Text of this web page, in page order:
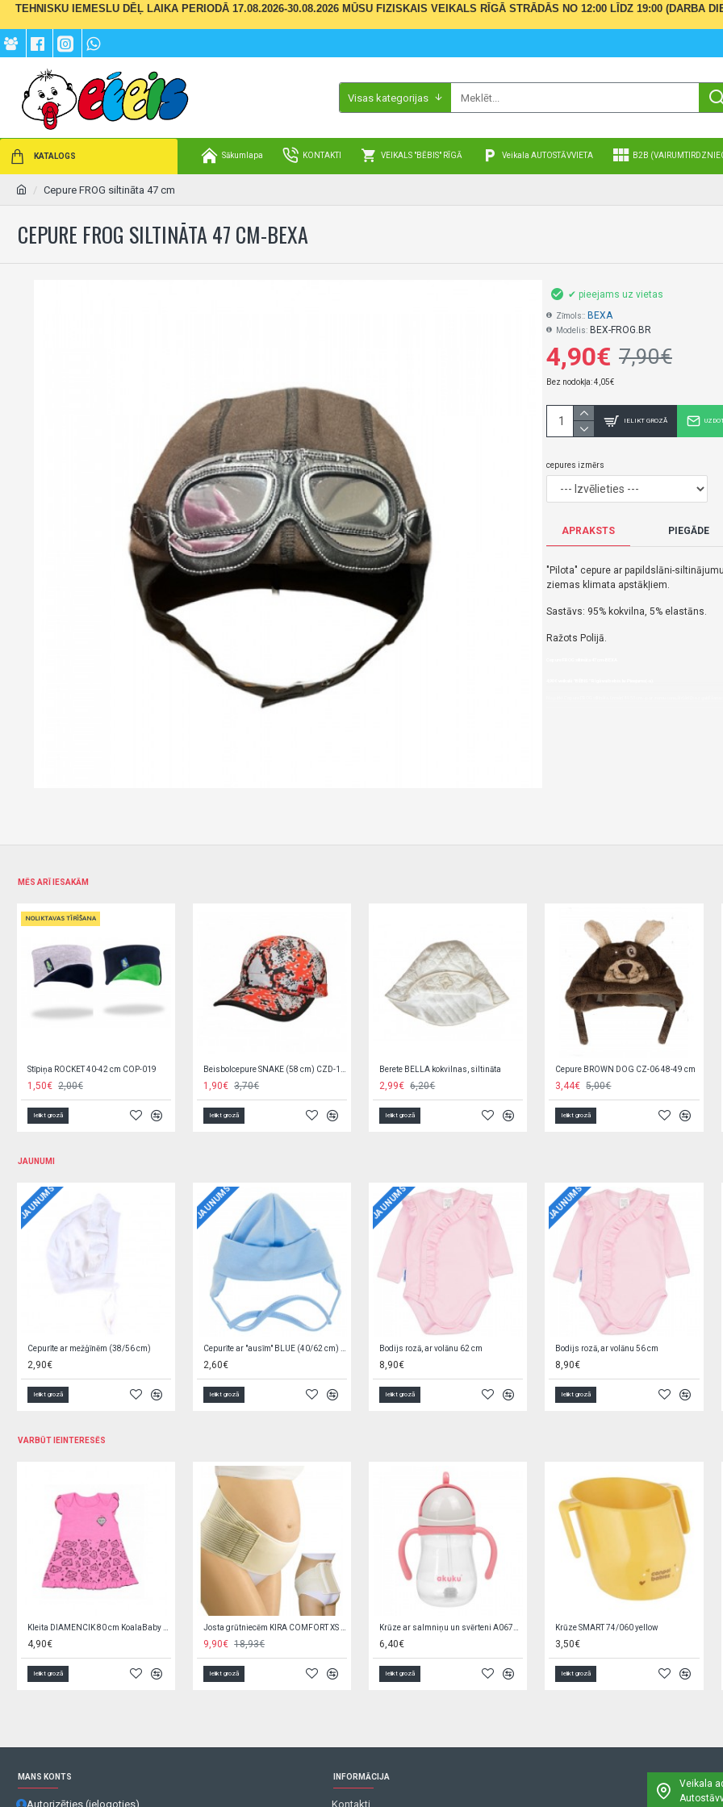
TEHNISKU IEMESLU DĒĻ LAIKA PERIODĀ 17.08.2026-30.08.2026 MŪSU FIZISKAIS VEIKALS RĪGĀ STRĀDĀS NO 12:00 LĪDZ 19:00 (DARBA
Visas kategorijas
KATALOGS Sākumlapa KONTAKTI VEIKALS "BĒBIS" RĪGĀ Veikala AUTOSTĀVVIETA B2B
Cepure FROG siltināta 47 cm
CEPURE FROG SILTINĀTA 47 CM-BEXA
4,90€ 7,90€
Bez nodokļa: 4,05€
✔ pieejams uz vietas
Zīmols:: BEXA
Modelis: BEX-FROG.BR
cepures izmērs
IELIKT GROZĀ
APRAKSTS PIEGĀDE
"Pilota" cepure ar papildslāni-
ziemas klimata apstākļiem.
Sastāvs: 95% kokvilna, 5% elastāns.
Ražots Polijā.
Nopirkt Cepure FROG siltināta, izmēri 44-53 cm--par zemu cenu,ātri,ērti,bez
MĒS ARĪ IESAKĀM
2,70€ 4,00€
Ielikt grozā
3,27€ 4,60€
Ielikt grozā
Cepure "BE COOL" 52,54 cm 6232
3,90€ 6,30€
Ielikt grozā
Cepure "BE COOL" 52,54 cm 6232
3,90€ 6,30€
Ielikt grozā
JAUNUMI
JAUNUMS
Autiņš marles ZOO SAFARI 70x80 cm
1,69€
Ielikt grozā
JAUNUMS
Autiņš marles HEDGEHOG 70x80 cm
1,69€
Ielikt grozā
JAUNUMS
1,69€
Ielikt grozā
JAUNUMS
17,90€
Ielikt grozā
VARBŪT IEINTERESĒS
Lietussargs ar "ausīm" 60 cm U321
5,30€
Ielikt grozā
Manēža FANKO beige XXL 180x200 cm
75,90€
Ielikt grozā
Cepure REBEL WOLF CDA-058 54-56 cm
2,90€
Ielikt grozā
Ratiņi RAPID XXIV graphite
149,90€
Ielikt grozā
MANS KONTS
Autorizēties (ielogoties)
INFORMĀCIJA
Kontakti
Veikala